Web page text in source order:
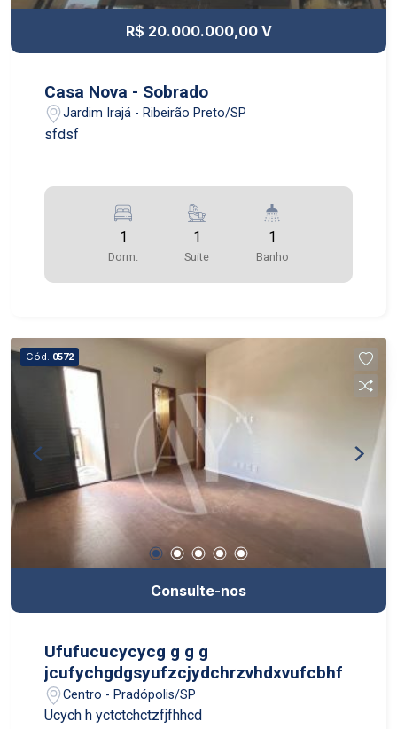
R$ 20.000.000,00 V
Casa Nova - Sobrado
Jardim Irajá - Ribeirão Preto/SP
sfdsf
1
Dorm.
1
Suite
1
Banho
Cód. 0572
Consulte-nos
Ufufucucycycg g g g
jcufychgdgsyufzcjydchrzvhdxvufcbhf
Centro - Pradópolis/SP
Ucych h yctctchctzfjfhhcd